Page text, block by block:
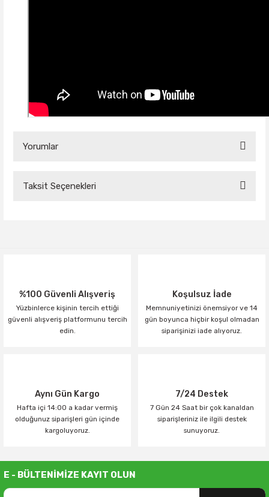
Yorumlar
Taksit Seçenekleri
%100 Güvenli Alışveriş
Yüzbinlerce kişinin tercih ettiği
güvenli alışveriş platformunu tercih
edin.
Koşulsuz İade
Memnuniyetinizi önemsiyor ve 14
gün boyunca hiçbir koşul olmadan
siparişinizi iade alıyoruz.
Aynı Gün Kargo
Hafta içi 14:00 a kadar vermiş
olduğunuz siparişleri gün içinde
kargoluyoruz.
7/24 Destek
7 Gün 24 Saat bir çok kanaldan
siparişleriniz ile ilgili destek
sunuyoruz.
E - BÜLTENİMİZE KAYIT OLUN